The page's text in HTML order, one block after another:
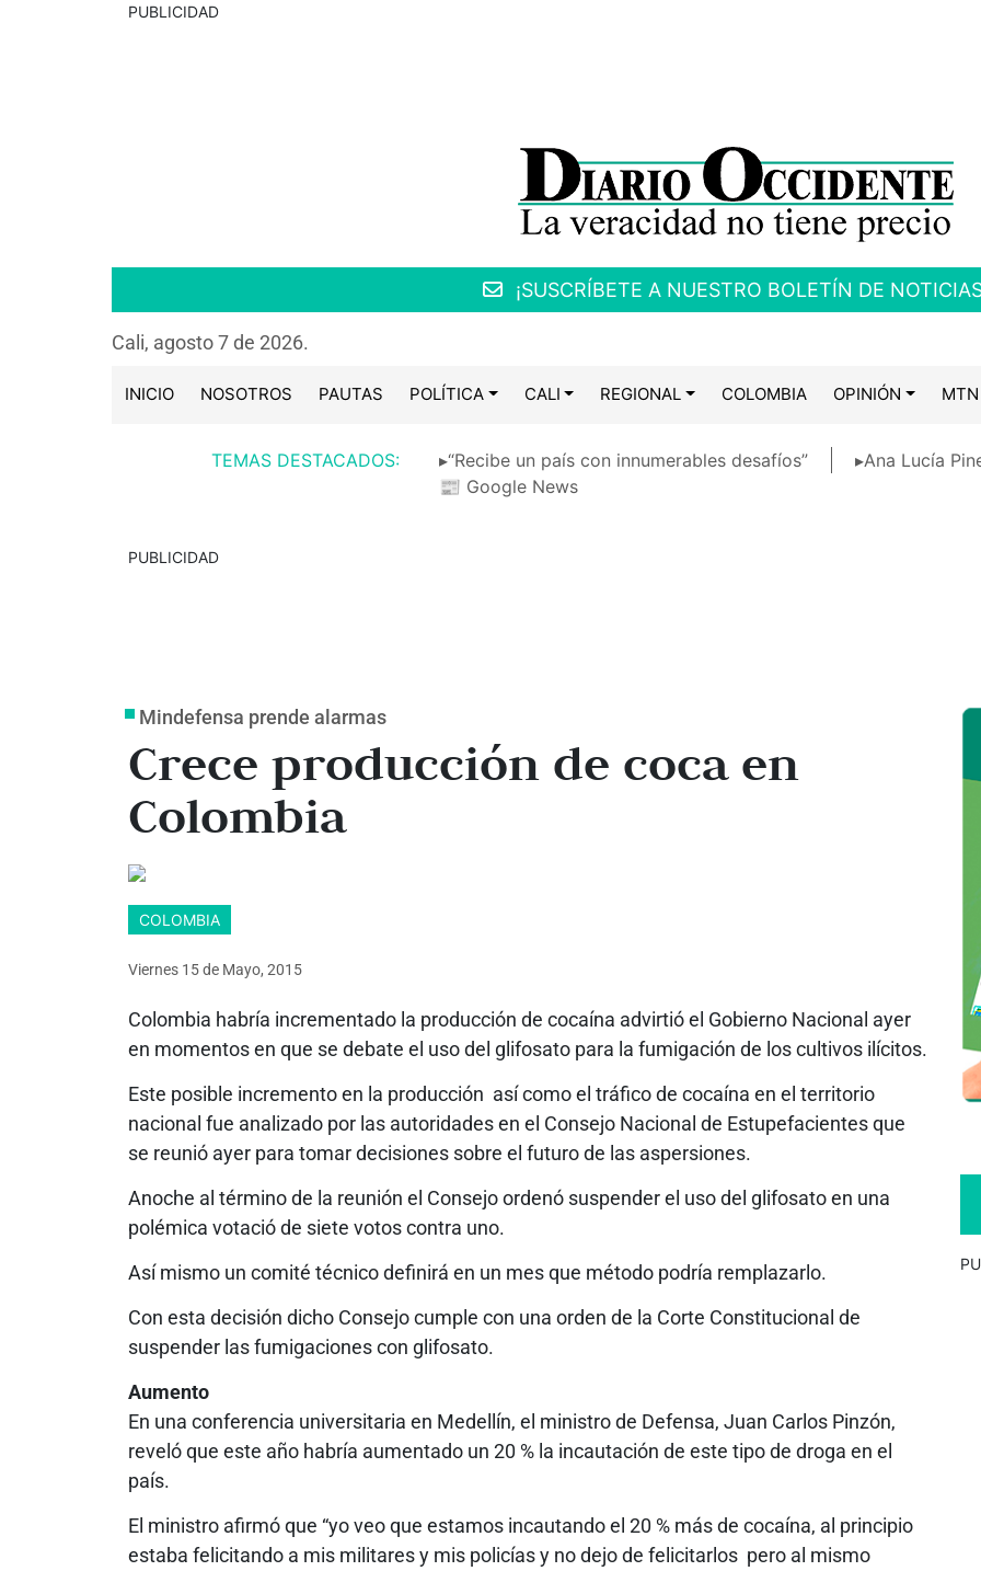
PUBLICIDAD
¡SUSCRÍBETE A NUESTRO BOLETÍN DE
Cali, agosto 7 de 2026.
INICIO NOSOTROS PAUTAS POLÍTICA CALI REGIONAL COLOMBIA OPINIÓN MTN
TEMAS DESTACADOS: ▸“Recibe un país con innumerables desafíos”
▸Ana Lucía
📰 Google News
PUBLICIDAD
Mindefensa prende alarmas
Crece producción de coca en
Colombia
COLOMBIA
Viernes 15de Mayo, 2015
Colombia habría incrementado la producción de cocaína advirtió el Gobierno Nacional ayer
en momentos en que se debate el uso del glifosato para la fumigación de los cultivos ilícitos.
Este posible incremento en la producción así como el tráfico de cocaína en el territorio
nacional fue analizado por las autoridades en el Consejo Nacional de Estupefacientes que
se reunió ayer para tomar decisiones sobre el futuro de las aspersiones.
Anoche al término de la reunión el Consejo ordenó suspender el uso del glifosato en una
polémica votació de siete votos contra uno.
Así mismo un comité técnico definirá en un mes que método podría remplazarlo.
Con esta decisión dicho Consejo cumple con una orden de la Corte Constitucional de
suspender las fumigaciones con glifosato.
Aumento
En una conferencia universitaria en Medellín, el ministro de Defensa, Juan Carlos Pinzón,
reveló que este año habría aumentado un 20 % la incautación de este tipo de droga en el
país.
El ministro afirmó que “yo veo que estamos incautando el 20 % más de cocaína, al principio
estaba felicitando a mis militares y mis policías y no dejo de felicitarlos pero al mismo